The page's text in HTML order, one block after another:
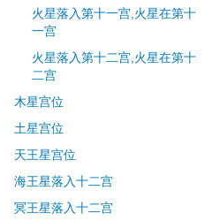
火星落入第十一宫,火星在第十
一宫
火星落入第十二宫,火星在第十
二宫
木星宫位
土星宫位
天王星宫位
海王星落入十二宫
冥王星落入十二宫